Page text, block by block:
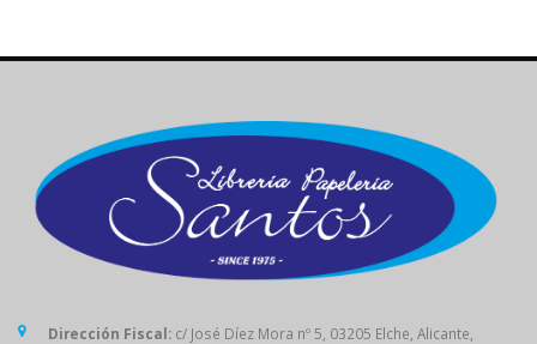
Dirección Fiscal: c/ José Díez Mora nº 5, 03205 Elche, Alicante,